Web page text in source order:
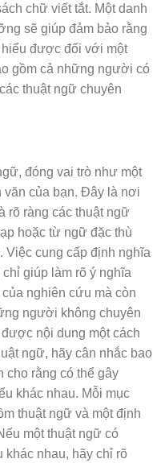
chữ viết tắt. Một danh
sẽ giúp đảm bảo rằng
hiểu được đối với một
gồm cả những người có
thuật ngữ chuyên
đóng vai trò như một
văn của bạn. Đây là nơi
rõ ràng các thuật ngữ
hoặc từ ngữ đặc thù
cung cấp định nghĩa
giúp làm rõ ý nghĩa
nghiên cứu mà còn
người không chuyên
nội dung một cách
ngữ, hãy cân nhắc bao
cho rằng có thể gây
khác nhau. Mỗi mục
thuật ngữ và một định
một thuật ngữ có
khác nhau, hãy chỉ rõ